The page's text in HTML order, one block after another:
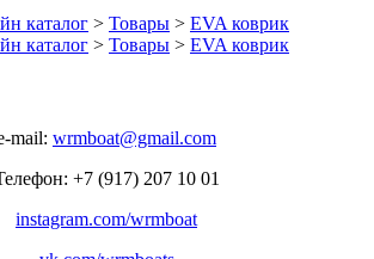
каталог > Товары > EVA коврик
каталог > Товары > EVA коврик
mail: wrmboat@gmail.com
+7 (917) 207 10 01
instagram.com/wrmboat